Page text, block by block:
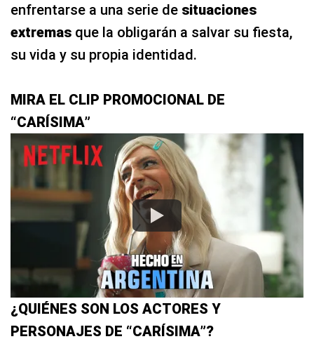
enfrentarse a una serie de situaciones
extremas que la obligarán a salvar su fiesta,
su vida y su propia identidad.
MIRA EL CLIP PROMOCIONAL DE
“CARÍSIMA”
¿QUIÉNES SON LOS ACTORES Y
PERSONAJES DE “CARÍSIMA”?